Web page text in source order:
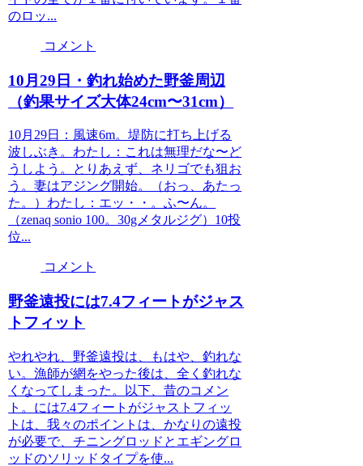
のロッ...
コメント
10月29日・釣れ始めた野釜周辺
（釣果サイズ大体24cm〜31cm）
10月29日：風速6m。堤防に打ち上げる
波しぶき。わたし：これは無理だな〜ど
うしよう。とりあえず、ネリゴでも狙お
う。妻はアジング開始。（おっ、あたっ
た。）わたし：エッ・・。ふ〜ん。
（zenaq sonio 100。30gメタルジグ）10投
位...
コメント
野釜遠投には7.4フィートがジャス
トフィット
やれやれ、野釜遠投は、もはや、釣れな
い。漁師が網をやった後は、全く釣れな
くなってしまった。以下、昔のコメン
ト。には7.4フィートがジャストフィッ
トは、我々のポイントは、かなりの遠投
が必要で、チニングロッドとエギングロ
ッドのソリッドタイプを使...